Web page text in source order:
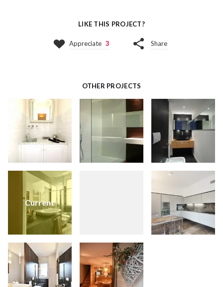
LIKE THIS PROJECT?
Appreciate 3 Share
OTHER PROJECTS
Current